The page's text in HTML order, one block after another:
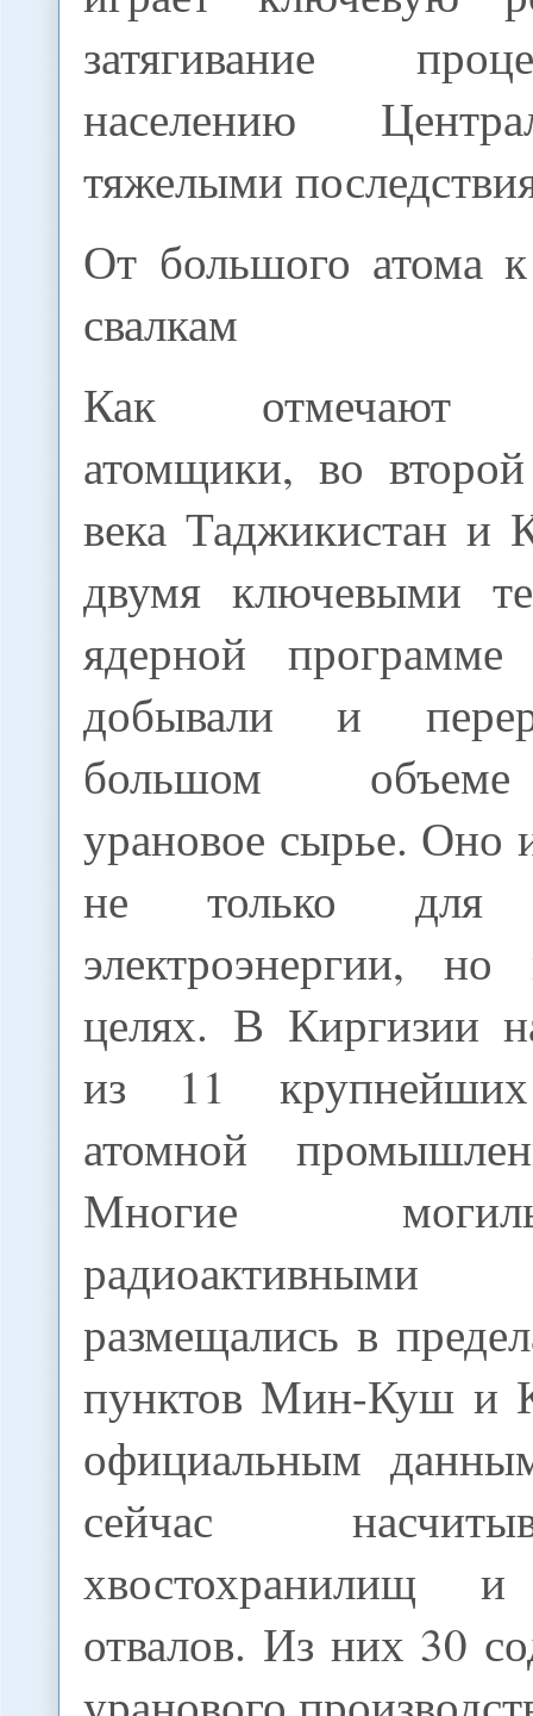
затягивание
населению
тяжелыми
От большого атома
свалкам
Как отмечают
атомщики, во
века Таджикистан и
двумя ключевыми
ядерной
добывали и
большом
урановое сырье. Оно
не только для
электроэнергии,
целях. В Киргизии
из 11 крупнейших
атомной
Многие
размещались в
пунктов Мин-Куш и
официальным
сейчас
хвостохранилищ
отвалов. Из них 30